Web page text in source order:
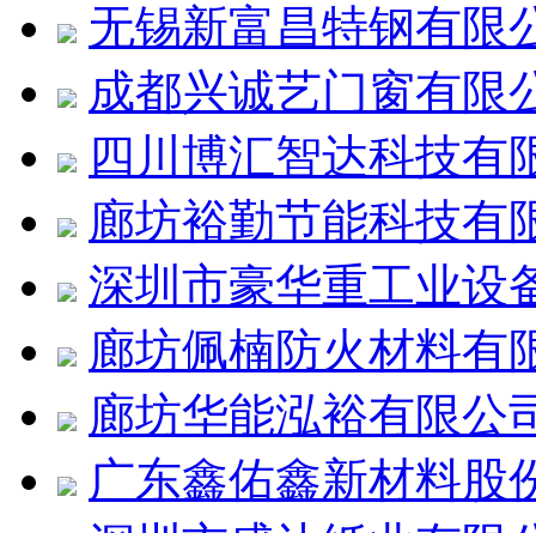
无锡新富昌特钢有限
成都兴诚艺门窗有限
四川博汇智达科技有
廊坊裕勤节能科技有
深圳市豪华重工业设
廊坊佩楠防火材料有
廊坊华能泓裕有限公
广东鑫佑鑫新材料股